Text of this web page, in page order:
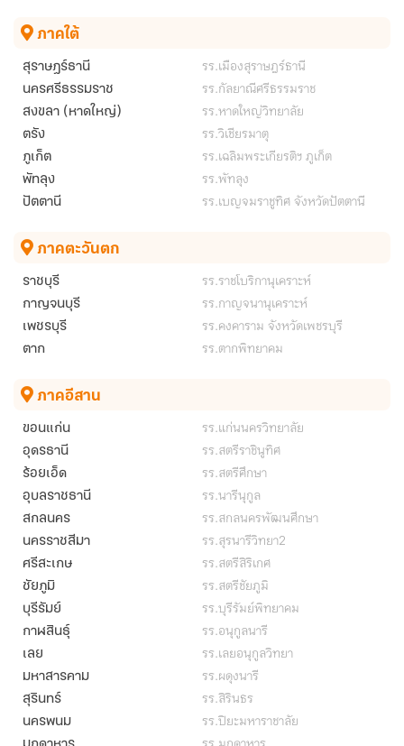
ภาคใต้
สุราษฎร์ธานี รร.เมืองสุราษฎร์ธานี
นครศรีธรรมราช รร.กัลยาณีศรีธรรมราช
สงขลา (หาดใหญ่) รร.หาดใหญ่วิทยาลัย
ตรัง รร.วิเชียรมาตุ
ภูเก็ต รร.เฉลิมพระเกียรติฯ ภูเก็ต
พัทลุง รร.พัทลุง
ปัตตานี รร.เบญจมราชูทิศ จังหวัดปัตตานี
ภาคตะวันตก
ราชบุรี รร.ราชโบริกานุเคราะห์
กาญจนบุรี รร.กาญจนานุเคราะห์
เพชรบุรี รร.คงคาราม จังหวัดเพชรบุรี
ตาก รร.ตากพิทยาคม
ภาคอีสาน
ขอนแก่น รร.แก่นนครวิทยาลัย
อุดรธานี รร.สตรีราชินูทิศ
ร้อยเอ็ด รร.สตรีศึกษา
อุบลราชธานี รร.นารีนุกูล
สกลนคร รร.สกลนครพัฒนศึกษา
นครราชสีมา รร.สุรนารีวิทยา2
ศรีสะเกษ รร.สตรีสิริเกศ
ชัยภูมิ รร.สตรีชัยภูมิ
บุรีรัมย์ รร.บุรีรัมย์พิทยาคม
กาฬสินธุ์ รร.อนุกูลนารี
เลย รร.เลยอนุกูลวิทยา
มหาสารคาม รร.ผดุงนารี
สุรินทร์ รร.สิรินธร
นครพนม รร.ปิยะมหาราชาลัย